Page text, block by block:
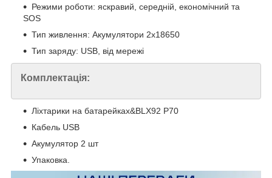
Режими роботи: яскравий, середній, економічний та
SOS
Тип живлення: Акумулятори 2х18650
Тип заряду: USB, від мережі
Комплектація:
Ліхтарики на батарейках&BLX92 P70
Кабель USB
Акумулятор 2 шт
Упаковка.